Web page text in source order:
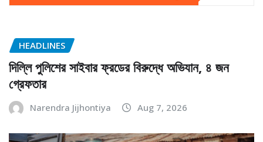
HEADLINES
দিল্লি পুলিশের সাইবার ফ্রডের বিরুদ্ধে অভিযান, ৪ জন
গ্রেফতার
Narendra Jijhontiya Aug 7, 2026